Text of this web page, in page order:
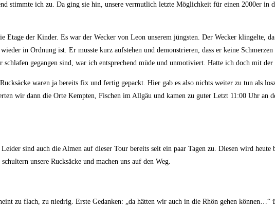
stimmte ich zu. Da ging sie hin, unsere vermutlich letzte Möglichkeit für einen 2000er in
der Kinder. Es war der Wecker von Leon unserem jüngsten. Der Wecker klingelte,
in Ordnung ist. Er musste kurz aufstehen und demonstrieren, dass er keine
gegangen sind, war ich entsprechend müde und unmotiviert. Hatte ich doch mit der
waren ja bereits fix und fertig gepackt. Hier gab es also nichts weiter zu tun als
wir dann die Orte Kempten, Fischen im Allgäu und kamen zu guter Letzt 11:00 Uhr an
sind auch die Almen auf dieser Tour bereits seit ein paar Tagen zu. Diesen wird heute
unsere Rucksäcke und machen uns auf den Weg.
zu flach, zu niedrig. Erste Gedanken: „da hätten wir auch in die Rhön gehen können…“